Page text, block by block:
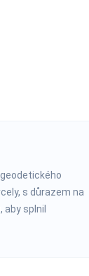
s důrazem na
aby splnil